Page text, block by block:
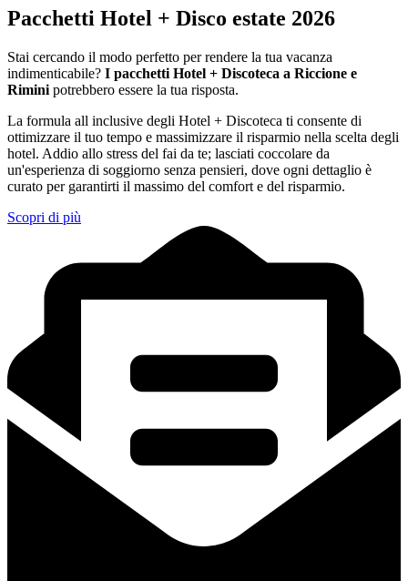
Pacchetti Hotel + Disco estate 2026
Stai cercando il modo perfetto per rendere la tua vacanza
indimenticabile? I pacchetti Hotel + Discoteca a Riccione e
Rimini potrebbero essere la tua risposta.
La formula all inclusive degli Hotel + Discoteca ti consente di
ottimizzare il tuo tempo e massimizzare il risparmio nella scelta degli
hotel. Addio allo stress del fai da te; lasciati coccolare da
un'esperienza di soggiorno senza pensieri, dove ogni dettaglio è
curato per garantirti il massimo del comfort e del risparmio.
Scopri di più